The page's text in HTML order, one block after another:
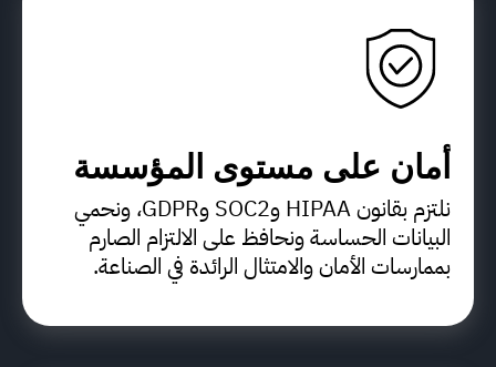
أمان على مستوى المؤسسة
نلتزم بقانون HIPAA وSOC2 وGDPR، ونحمي
البيانات الحساسة ونحافظ على الالتزام الصارم
بممارسات الأمان والامتثال الرائدة في الصناعة.